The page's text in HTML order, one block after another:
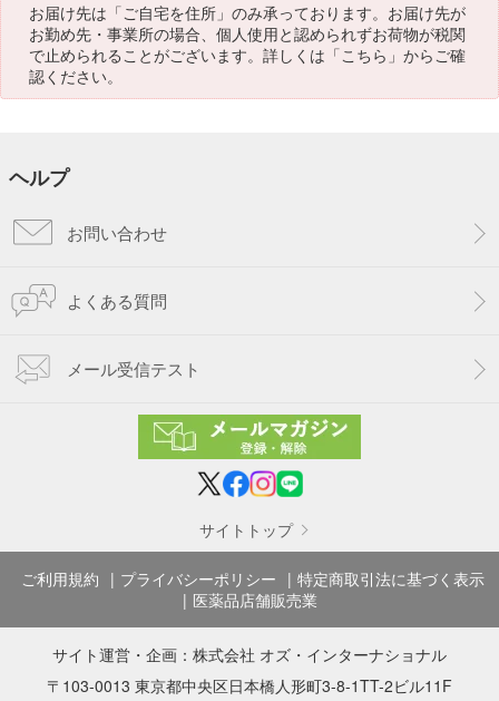
お届け先は「ご自宅を住所」のみ承っております。お届け先が
お勤め先・事業所の場合、個人使用と認められずお荷物が税関
で止められることがございます。詳しくは「こちら 」からご確
認ください。
ヘルプ
お問い合わせ
よくある質問
メール受信テスト
サイトトップ
ご利用規約 プライバシーポリシー
特定商取引法に基づく表示
医薬品店舗販売業
サイト運営・企画： 株式会社 オズ・インターナショナル
〒103-0013 東京都中央区日本橋人形町3-8-1TT-2ビル11F